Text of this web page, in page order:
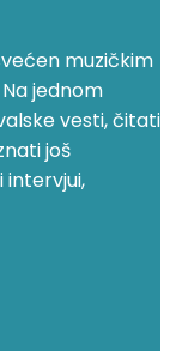
muzičkim
jednom
vesti, čitati
još
intervjui,